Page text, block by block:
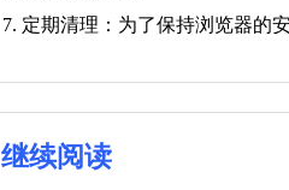
7. 定期清理：为了保持浏览器的
继续阅读